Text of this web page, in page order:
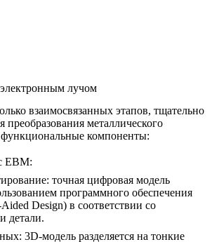
лучом
взаимосвязанных этапов, тщательно
металлического
компоненты:
EBM:
точная цифровая модель
программного обеспечения
Design) в соответствии со
детали.
3D-модель разделяется на тонкие